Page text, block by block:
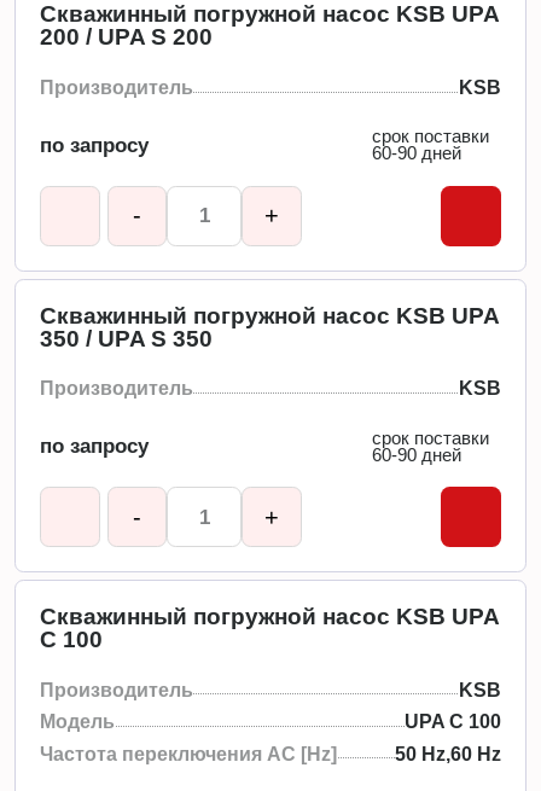
Скважинный погружной насос KSB UPA
200 / UPA S 200
Производитель KSB
по запросу
срок поставки
60-90 дней
- +
Скважинный погружной насос KSB UPA
350 / UPA S 350
Производитель KSB
по запросу
срок поставки
60-90 дней
- +
Скважинный погружной насос KSB UPA
C 100
Производитель
KSB
Модель
UPA C 100
Частота переключения АС [Hz]
50 Hz,60 Hz